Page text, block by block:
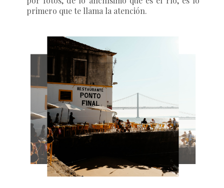
primero que te llama la atención.